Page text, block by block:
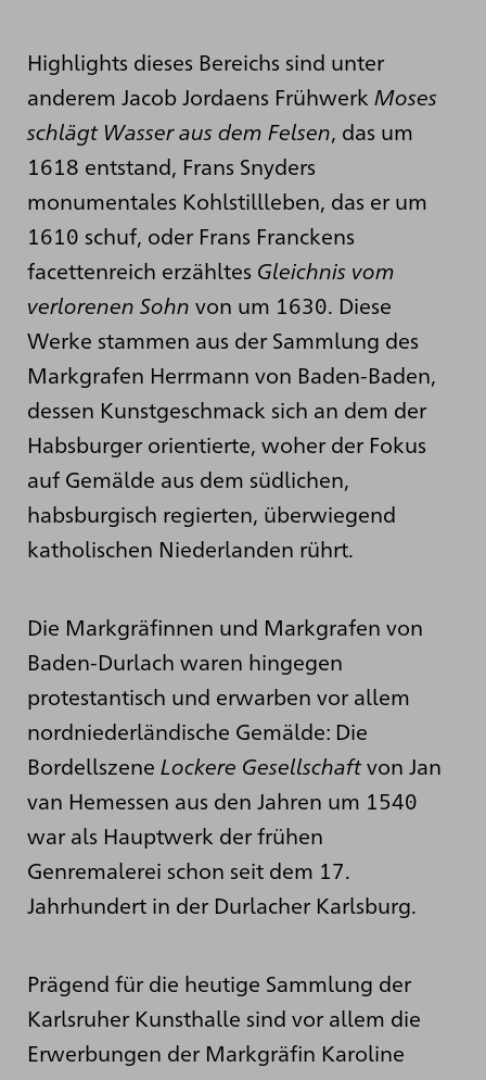
Highlights dieses Bereichs sind unter
anderem Jacob Jordaens Frühwerk Moses
schlägt Wasser aus dem Felsen, das um
1618 entstand, Frans Snyders
monumentales Kohlstillleben, das er um
1610 schuf, oder Frans Franckens
facettenreich erzähltes Gleichnis vom
verlorenen Sohn von um 1630. Diese
Werke stammen aus der Sammlung des
Markgrafen Herrmann von Baden-Baden,
dessen Kunstgeschmack sich an dem der
Habsburger orientierte, woher der Fokus
auf Gemälde aus dem südlichen,
habsburgisch regierten, überwiegend
katholischen Niederlanden rührt.
Die Markgräfinnen und Markgrafen von
Baden-Durlach waren hingegen
protestantisch und erwarben vor allem
nordniederländische Gemälde: Die
Bordellszene Lockere Gesellschaftvon Jan
van Hemessen aus den Jahren um 1540
war als Hauptwerk der frühen
Genremalerei schon seit dem 17.
Jahrhundert in der Durlacher Karlsburg.
Prägend für die heutige Sammlung der
Karlsruher Kunsthalle sind vor allem die
Erwerbungen der Markgräfin Karoline